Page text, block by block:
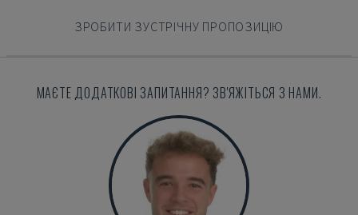
ЗРОБИТИ ЗУСТРІЧНУ ПРОПОЗИЦІЮ
МАЄТЕ ДОДАТКОВІ ЗАПИТАННЯ? ЗВ'ЯЖІТЬСЯ З НАМИ.